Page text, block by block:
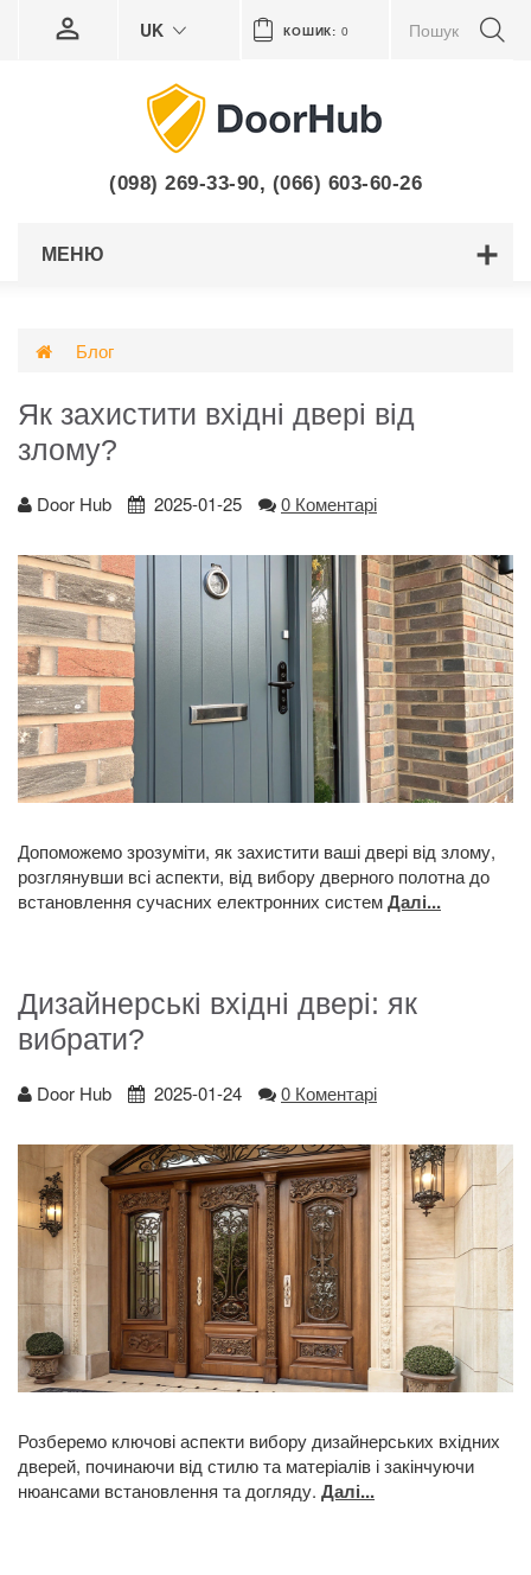
КОШИК: 0
UK
(098) 269-33-90, (066) 603-60-26
МЕНЮ
Блог
Як захистити вхідні двері від
злому?
Door Hub 2025-01-25 0 Коментарі
Допоможемо зрозуміти, як захистити ваші двері від злому,
розглянувши всі аспекти, від вибору дверного полотна до
встановлення сучасних електронних системДалі...
Дизайнерські вхідні двері: як
вибрати?
Door Hub 2025-01-24 0 Коментарі
Розберемо ключові аспекти вибору дизайнерських вхідних
дверей, починаючи від стилю та матеріалів і закінчуючи
нюансами встановлення та догляду. Далі...